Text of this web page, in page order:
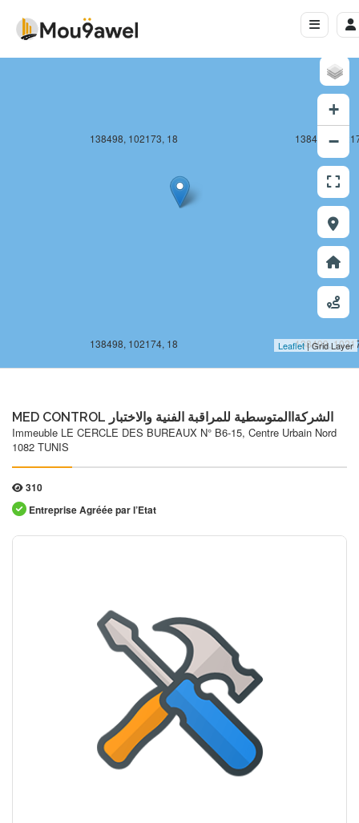
138498, 102173, 18 138499,
138498, 102174, 18 138499,
+
−
Leaflet| Grid Layer
MED CONTROL الشركةاالمتوسطیة للمراقبة الفنیة والاختبار
Immeuble LE CERCLE DES BUREAUX N° B6-15, Centre Urbain Nord
1082 TUNIS
310
Entreprise Agréée par l’Etat